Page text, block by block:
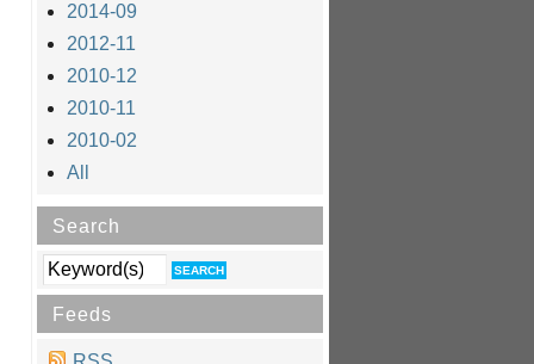
2014-09
2012-11
2010-12
2010-11
2010-02
All
Search
Feeds